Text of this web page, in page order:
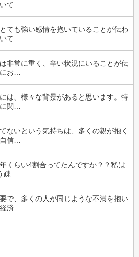
て…
ても強い感情を抱いていることが伝わ
て…
非常に重く、辛い状況にいることが伝
お…
は、様々な背景があると思います。特
関…
ないという気持ちは、多くの親が抱く
信…
くらい4割合ってたんですか？？私は
疎…
で、多くの人が同じような不満を抱い
済…